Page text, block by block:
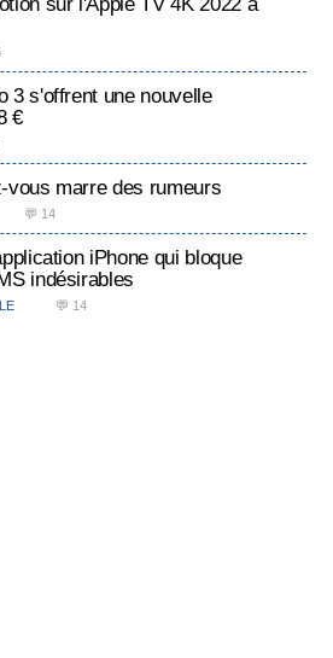
3 s'offrent une nouvelle
€
vous marre des rumeurs
💬 14
iPhone qui bloque
indésirables
💬 14